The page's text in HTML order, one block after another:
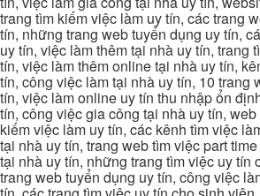
trang tìm kiếm việc làm uy tín, các trang
tín, những trang web tuyển dụng uy tín,
uy tín, việc làm thêm tại nhà uy tín, trang
tín, việc làm thêm online tại nhà uy tín,
tín, công việc làm tại nhà uy tín, 10 trang
tín, việc làm online uy tín thu nhập ổn
tín, công việc gia công tại nhà uy tín,
kiếm việc làm uy tín, các kênh tìm việc
tại nhà uy tín, trang web tìm việc part
tại nhà uy tín, những trang tìm việc uy tín
trang web tuyển dụng uy tín, công việc